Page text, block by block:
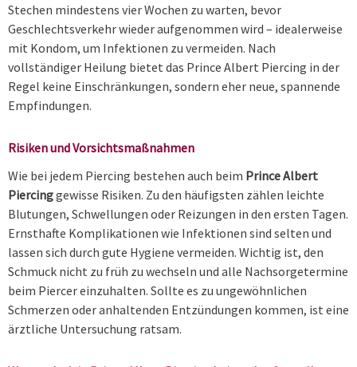
Stechen mindestens vier Wochen zu warten, bevor
Geschlechtsverkehr wieder aufgenommen wird – idealerweise
mit Kondom, um Infektionen zu vermeiden. Nach
vollständiger Heilung bietet das Prince Albert Piercing in der
Regel keine Einschränkungen, sondern eher neue, spannende
Empfindungen.
Risiken und Vorsichtsmaßnahmen
Wie bei jedem Piercing bestehen auch beim Prince Albert
Piercinggewisse Risiken. Zu den häufigsten zählen leichte
Blutungen, Schwellungen oder Reizungen in den ersten Tagen.
Ernsthafte Komplikationen wie Infektionen sind selten und
lassen sich durch gute Hygiene vermeiden. Wichtig ist, den
Schmuck nicht zu früh zu wechseln und alle Nachsorgetermine
beim Piercer einzuhalten. Sollte es zu ungewöhnlichen
Schmerzen oder anhaltenden Entzündungen kommen, ist eine
ärztliche Untersuchung ratsam.